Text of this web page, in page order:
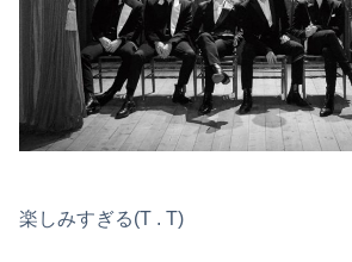
楽しみすぎる(T . T)